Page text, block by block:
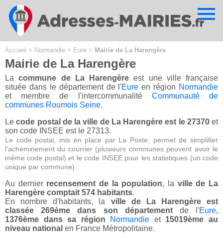
Accueil > Normandie > Eure > Mairie de La Harengère
Mairie de La Harengère
Lacommune de La Harengère est une ville française
située dans le département de l'Eure en région Normandie
et membre de l'intercommunalité Communauté de
communes Roumois Seine.
Lecode postal de la ville de La Harengère est le 27370et
son code INSEE est le 27313.
Le code postal, mis en place par La Poste, permet de simplifier
l'acheminement du courrier (plusieurs communes peuvent avoir le
même code postal) et le code INSEE pour les statistiques (un code
unique par commune).
Au dernier recensement de la population, la ville de La
Harengère comptait 574 habitants.
En nombre d'habitants, la ville de La Harengère est
classée 269ème dans son départementde l'Eure,
1376ème dans sa région
Normandie et 15019ème au
niveau national en France Métropolitaine.
Cookies management panel